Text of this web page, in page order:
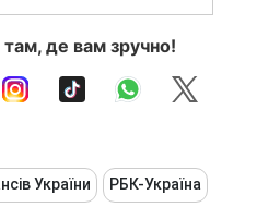
де вам зручно!
України РБК-Україна